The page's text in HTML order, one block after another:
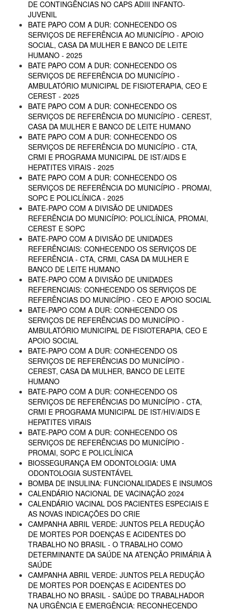
DE CONTINGÊNCIAS NO CAPS ADIII INFANTO-
JUVENIL
BATE PAPO COM A DUR: CONHECENDO OS
SERVIÇOS DE REFERÊNCIA AO MUNICÍPIO - APOIO
SOCIAL, CASA DA MULHER E BANCO DE LEITE
HUMANO - 2025
BATE PAPO COM A DUR: CONHECENDO OS
SERVIÇOS DE REFERÊNCIA DO MUNICÍPIO -
AMBULATÓRIO MUNICIPAL DE FISIOTERAPIA, CEO E
CEREST - 2025
BATE PAPO COM A DUR: CONHECENDO OS
SERVIÇOS DE REFERÊNCIA DO MUNICÍPIO - CEREST,
CASA DA MULHER E BANCO DE LEITE HUMANO
BATE PAPO COM A DUR: CONHECENDO OS
SERVIÇOS DE REFERÊNCIA DO MUNICÍPIO - CTA,
CRMI E PROGRAMA MUNICIPAL DE IST/AIDS E
HEPATITES VIRAIS - 2025
BATE PAPO COM A DUR: CONHECENDO OS
SERVIÇOS DE REFERÊNCIA DO MUNICÍPIO - PROMAI,
SOPC E POLICLÍNICA - 2025
BATE-PAPO COM A DIVISÃO DE UNIDADES
REFERÊNCIA DO MUNICÍPIO: POLICLÍNICA, PROMAI,
CEREST E SOPC
BATE-PAPO COM A DIVISÃO DE UNIDADES
REFERÊNCIAIS: CONHECENDO OS SERVIÇOS DE
REFERÊNCIA - CTA, CRMI, CASA DA MULHER E
BANCO DE LEITE HUMANO
BATE-PAPO COM A DIVISÃO DE UNIDADES
REFERENCIAIS: CONHECENDO OS SERVIÇOS DE
REFERÊNCIAS DO MUNICÍPIO - CEO E APOIO SOCIAL
BATE-PAPO COM A DUR: CONHECENDO OS
SERVIÇOS DE REFERÊNCIAS DO MUNICÍPIO -
AMBULATÓRIO MUNICIPAL DE FISIOTERAPIA, CEO E
APOIO SOCIAL
BATE-PAPO COM A DUR: CONHECENDO OS
SERVIÇOS DE REFERÊNCIAS DO MUNICÍPIO -
CEREST, CASA DA MULHER, BANCO DE LEITE
HUMANO
BATE-PAPO COM A DUR: CONHECENDO OS
SERVIÇOS DE REFERÊNCIAS DO MUNICÍPIO - CTA,
CRMI E PROGRAMA MUNICIPAL DE IST/HIV/AIDS E
HEPATITES VIRAIS
BATE-PAPO COM A DUR: CONHECENDO OS
SERVIÇOS DE REFERÊNCIAS DO MUNICÍPIO -
PROMAI, SOPC E POLICLÍNICA
BIOSSEGURANÇA EM ODONTOLOGIA: UMA
ODONTOLOGIA SUSTENTÁVEL
BOMBA DE INSULINA: FUNCIONALIDADES E INSUMOS
CALENDÁRIO NACIONAL DE VACINAÇÃO 2024
CALENDÁRIO VACINAL DOS PACIENTES ESPECIAIS E
AS NOVAS INDICAÇÕES DO CRIE
CAMPANHA ABRIL VERDE: JUNTOS PELA REDUÇÃO
DE MORTES POR DOENÇAS E ACIDENTES DO
TRABALHO NO BRASIL - O TRABALHO COMO
DETERMINANTE DA SAÚDE NA ATENÇÃO PRIMÁRIA À
SAÚDE
CAMPANHA ABRIL VERDE: JUNTOS PELA REDUÇÃO
DE MORTES POR DOENÇAS E ACIDENTES DO
TRABALHO NO BRASIL - SAÚDE DO TRABALHADOR
NA URGÊNCIA E EMERGÊNCIA: RECONHECENDO